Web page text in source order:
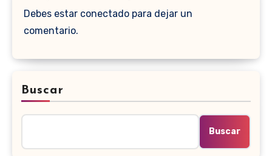
Debes estar conectado para dejar un
comentario.
Buscar
Buscar